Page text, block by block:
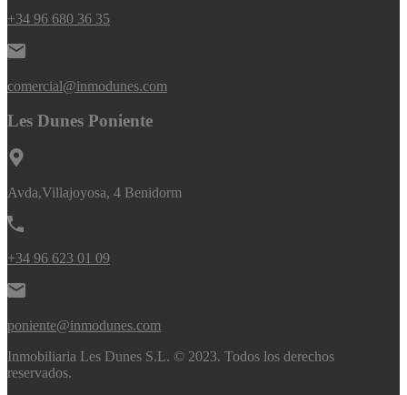
+34 96 680 36 35
comercial@inmodunes.com
Les Dunes Poniente
Avda,Villajoyosa, 4 Benidorm
+34 96 623 01 09
poniente@inmodunes.com
Inmobiliaria Les Dunes S.L. © 2023. Todos los derechos
reservados.